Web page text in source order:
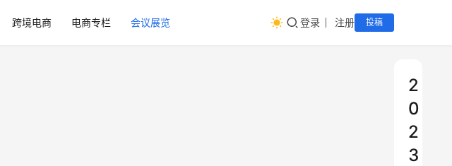
跨境电商 电商专栏 会议展览 登录 注册 投稿
2
0
2
3